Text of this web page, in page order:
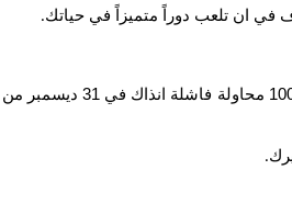
في ان تلعب دوراً متميزاً في حياتك.
.